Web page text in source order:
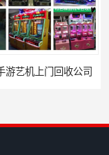
司